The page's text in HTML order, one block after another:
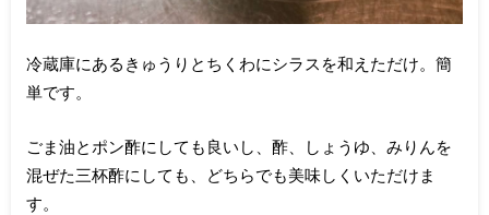
冷蔵庫にあるきゅうりとちくわにシラスを和えただけ。簡
単です。
ごま油とポン酢にしても良いし、酢、しょうゆ、みりんを
混ぜた三杯酢にしても、どちらでも美味しくいただけま
す。